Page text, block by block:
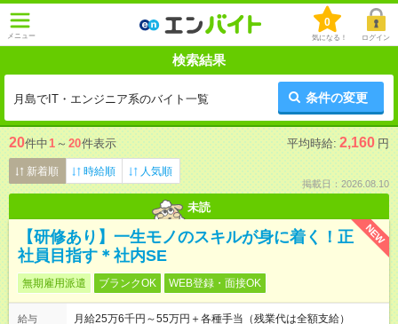
メニュー
0
気になる！ ログイン
検索結果
月島でIT・エンジニア系のバイト一覧 条件の変更
20件中1 ～ 20件表示 平均時給: 2,160 円
新着順 時給順 人気順
掲載日：2026.08.10
未読
NEW
【研修あり】一生モノのスキルが身に着く！正
社員目指す＊社内SE
無期雇用派遣 ブランクOK WEB登録・面接OK
給与
月給25万6千円～55万円＋各種手当（残業代は全額支給）